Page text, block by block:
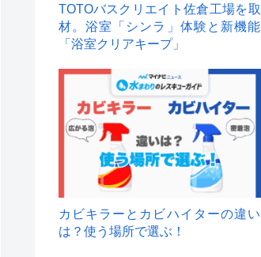
TOTOバスクリエイト佐倉工場を取
材。浴室「シンラ」体験と新機能
「浴室クリアキープ」
カビキラーとカビハイターの違い
は？使う場所で選ぶ！